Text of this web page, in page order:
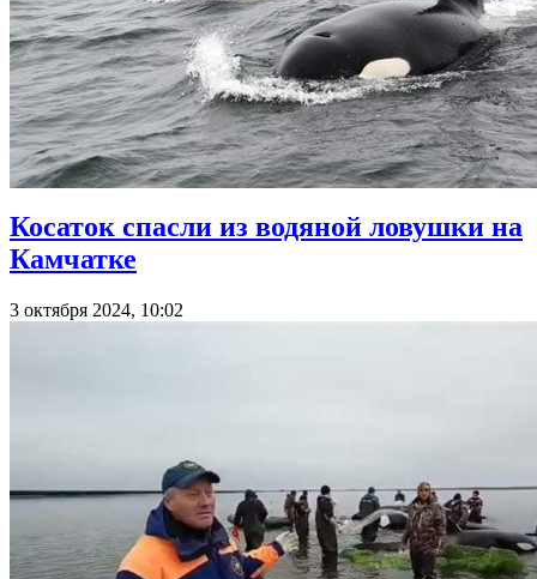
Косаток спасли из водяной ловушки на
Камчатке
3 октября 2024, 10:02